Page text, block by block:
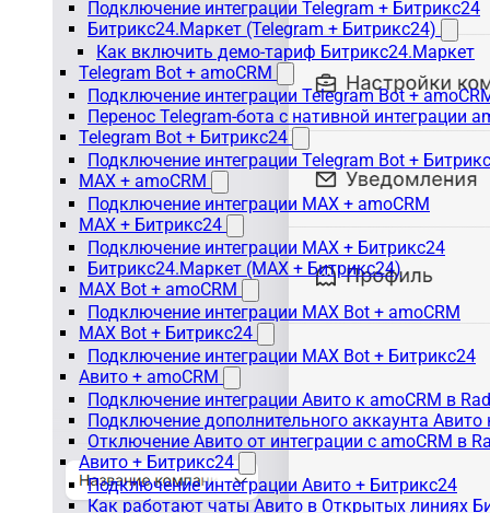
Подключение интеграции Telegram + Битрикс24
Битрикс24.Маркет (Telegram + Битрикс24)
Как включить демо-тариф Битрикс24.Маркет
Telegram Bot + amoCRM
Подключение интеграции Telegram Bot +
Перенос Telegram-бота с нативной интеграции
Telegram Bot + Битрикс24
Подключение интеграции Telegram Bot +
MAX + amoCRM
Подключение интеграции MAX + amoCRM
MAX + Битрикс24
Подключение интеграции MAX + Битрикс24
Битрикс24.Маркет (MAX + Битрикс24)
MAX Bot + amoCRM
Подключение интеграции MAX Bot + amoCRM
MAX Bot + Битрикс24
Подключение интеграции MAX Bot + Битрикс24
Авито + amoCRM
Подключение интеграции Авито к amoCRM в
Подключение дополнительного аккаунта Авито
Отключение Авито от интеграции с amoCRM в
Авито + Битрикс24
Подключение интеграции Авито + Битрикс24
Как работают чаты Авито в Открытых линиях